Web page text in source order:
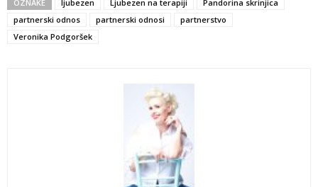
OZNAKE ljubezen Ljubezen na terapiji
Pandorina skrinjica
partnerski odnos
partnerski odnosi
partnerstvo
Veronika Podgoršek